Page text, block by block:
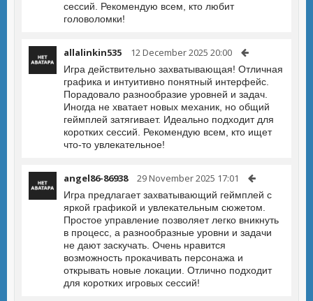
сессий. Рекомендую всем, кто любит
головоломки!
allalinkin535 12 December 2025 20:00
Игра действительно захватывающая! Отличная
графика и интуитивно понятный интерфейс.
Порадовало разнообразие уровней и задач.
Иногда не хватает новых механик, но общий
геймплей затягивает. Идеально подходит для
коротких сессий. Рекомендую всем, кто ищет
что-то увлекательное!
angel86-86938 29 November 2025 17:01
Игра предлагает захватывающий геймплей с
яркой графикой и увлекательным сюжетом.
Простое управление позволяет легко вникнуть
в процесс, а разнообразные уровни и задачи
не дают заскучать. Очень нравится
возможность прокачивать персонажа и
открывать новые локации. Отлично подходит
для коротких игровых сессий!